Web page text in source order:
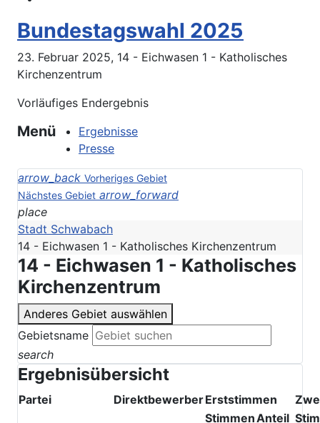
Bundestagswahl 2025
23. Februar 2025, 14 - Eichwasen 1 - Katholisches
Kirchenzentrum
Vorläufiges Endergebnis
Menü
Ergebnisse
Presse
arrow_back Vorheriges Gebiet
Nächstes Gebiet arrow_forward
place
Stadt Schwabach
14 - Eichwasen 1 - Katholisches Kirchenzentrum
14 - Eichwasen 1 - Katholisches
Kirchenzentrum
Anderes Gebiet auswählen
Gebietsname
search
Ergebnisübersicht
Partei DirektbewerberErststimmen
StimmenAnteil